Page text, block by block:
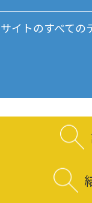
サイトのすべての